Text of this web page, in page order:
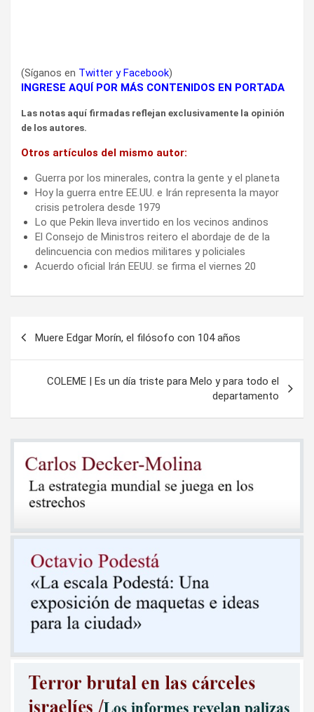
(Síganos en Twitter yFacebook)
INGRESE AQUÍ POR MÁS CONTENIDOS EN PORTADA
Las notas aquí firmadas reflejan exclusivamente la opinión
de los autores.
Otros artículos del mismo autor:
Guerra por los minerales, contra la gente y el planeta
Hoy la guerra entre EE.UU. e Irán representa la mayor
crisis petrolera desde 1979
Lo que Pekin lleva invertido en los vecinos andinos
El Consejo de Ministros reitero el abordaje de de la
delincuencia con medios militares y policiales
Acuerdo oficial Irán EEUU. se firma el viernes 20
entradas
Muere Edgar Morín, el filósofo con 104 años
COLEME | Es un día triste para Melo y para todo el
departamento